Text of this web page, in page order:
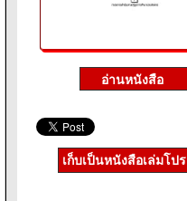
เก็บเป็นหนังสือเล่มโป